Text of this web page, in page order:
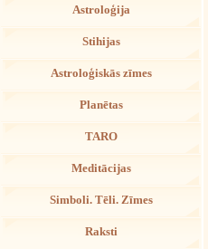
Astroloģija
Stihijas
Astroloģiskās zīmes
Planētas
TARO
Meditācijas
Simboli. Tēli. Zīmes
Raksti